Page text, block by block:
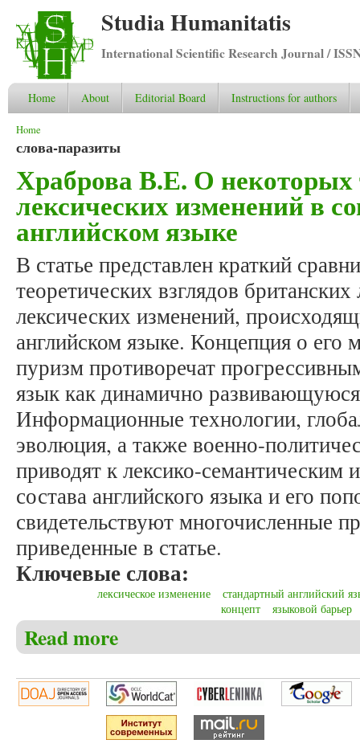
Studia Humanitatis
International Scientific Research Journal /
Home About Editorial Board Instructions for authors
You are here
Home
слова-паразиты
Храброва В.Е. О некоторых
лексических изменений в
английском языке
В статье представлен краткий
теоретических взглядов
лексических изменений,
английском языке. Концепция о его
пуризм противоречат
язык как динамично
Информационные технологии,
эволюция, а также военно-
приводят к лексико-семантическим
состава английского языка и его
свидетельствуют многочисленные
приведенные в статье.
Ключевые слова:
лексическое изменение
стандартный английский
концепт
языковой барьер
Read more